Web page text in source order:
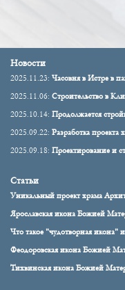
Новости
2025.11.23: Часовня в Истре в
2025.11.06: Строительство в
2025.10.14: Продолжается
2025.09.22: Разработка проекта
2025.09.18: Проектирование и
Статьи
Уникальный проект храма
Ярославская икона Божией
Что такое "чудотворная икона"
Феодоровская икона Божией
Тихвинская икона Божией